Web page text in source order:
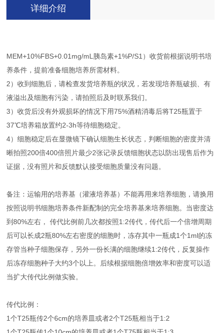
详细介绍
MEM+10%FBS+0.01mg/mL胰岛素+1%P/S1）收货前根据说明书培
养条件，提前准备细胞培养所需材料。
2）收到细胞后，请检查发货培养瓶的状况，若发现培养瓶破损、有
液溢出及细胞有污染，请拍照后及时联系我们。
3）收货后没有外观损坏的情况下用75%酒精消毒后将T25瓶置于
37℃培养箱放置约2-3h等待细胞稳定。
4）细胞稳定后在显微镜下确认细胞生长状态，判断细胞的密度并清
晰拍照200倍400倍照片最少2张记录反馈细胞状态以防出现售后作为
证据，没有照片和反馈默认接受细胞质量没有问题。
备注：运输用的培养基（灌液培养基）不能再用来培养细胞，请换用
按照说明书细胞培养条件新配制的完全培养基来培养细胞。当密度达
到80%左右， 传代比例前几次都按照1:2传代，传代后一个倍增周期
后可以长成2瓶80%左右密度的细胞时，冻存其中一瓶成1个1ml的冻
存管当种子细胞保存，另外一份长满的细胞继续1:2传代，反复操作
后冻存细胞种子大约3个以上。后续根据细胞倍增效率和密度可以适
当扩大传代比例做实验。
传代比例：
1个T25瓶传2个6cm的培养皿或者2个T25瓶相当于1:2